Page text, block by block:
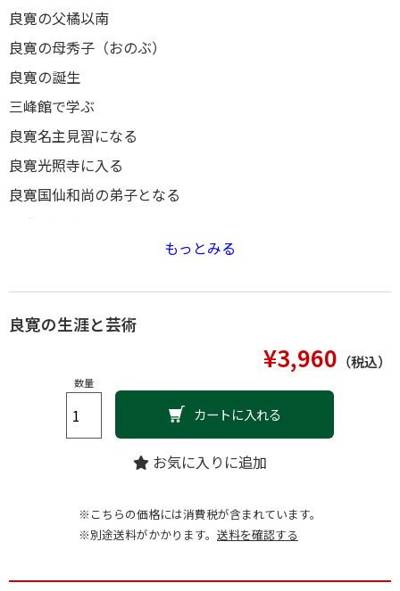
良寛の父橘以南
良寛の母秀子（おのぶ）
良寛の誕生
三峰館で学ぶ
良寛名主見習になる
良寛光照寺に入る
良寛国仙和尚の弟子となる
玉島円通寺での修行
良寛帰郷の途へ
風流の人原田鵲斎
「秋萩帖」を学ぶ
弟・宥澄を夢にみて
寺泊密蔵院に仮住〔ほか〕
もっとみる
良寛の生涯と芸術
¥3,960 （税込）
数量
カートに入れる
お気に入りに追加
※こちらの価格には消費税が含まれています。
※別途送料がかかります。 送料を確認する